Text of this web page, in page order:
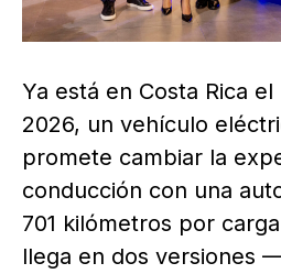
Ya está en Costa Rica
2026, un vehículo
promete cambiar la
conducción con una
701 kilómetros por
llega en dos versiones